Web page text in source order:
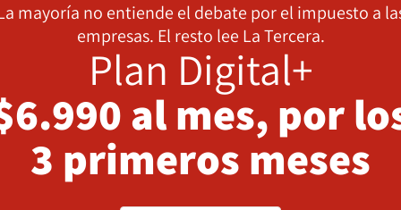
mayoría no entiende el debate por el impuesto a
empresas. El resto lee La Tercera.
Plan Digital+
al mes, por
3 primeros meses